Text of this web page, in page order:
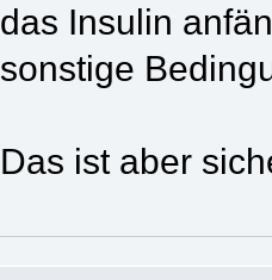
das Insulin
sonstige
Das ist aber